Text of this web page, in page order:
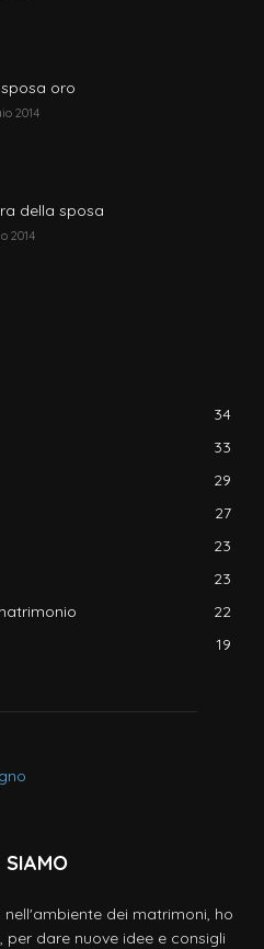
oro
2014
della sposa
2014
34
33
29
27
23
23
22
19
SIAMO
dei matrimoni, ho
dare nuove idee e consigli